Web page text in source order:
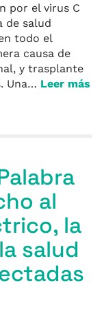
por el virus C
de salud
todo el
causa de
y trasplante
Una… Leer más
al
la
salud